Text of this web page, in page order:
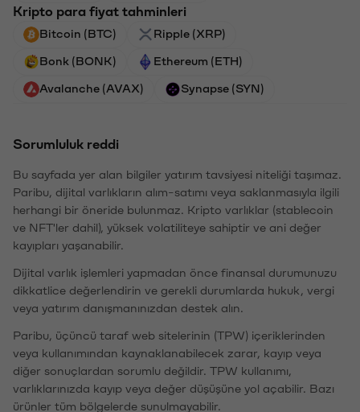
Kripto para fiyat tahminleri
Bitcoin (BTC) Ripple (XRP)
Bonk (BONK) Ethereum (ETH)
Avalanche (AVAX) Synapse (SYN)
Sorumluluk reddi
Bu sayfada yer alan bilgiler yatırım tavsiyesi niteliği taşımaz.
Paribu, dijital varlıkların alım-satımı veya saklanmasıyla ilgili
herhangi bir öneride bulunmaz. Kripto varlıklar (stablecoin
ve NFT'ler dahil), yüksek volatiliteye sahiptir ve ani değer
kayıpları yaşanabilir.
Dijital varlık işlemleri yapmadan önce finansal durumunuzu
dikkatlice değerlendirin ve gerekli durumlarda hukuk, vergi
veya yatırım danışmanınızdan destek alın.
Paribu, üçüncü taraf web sitelerinin (TPW) içeriklerinden
veya kullanımından kaynaklanabilecek zarar, kayıp veya
diğer sonuçlardan sorumlu değildir. TPW kullanımı,
varlıklarınızda kayıp veya değer düşüşüne yol açabilir. Bazı
ürünler tüm bölgelerde sunulmayabilir.